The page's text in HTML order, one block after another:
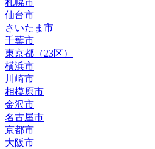
仙台市
さいたま市
千葉市
東京都（23区）
横浜市
川崎市
相模原市
金沢市
名古屋市
京都市
大阪市